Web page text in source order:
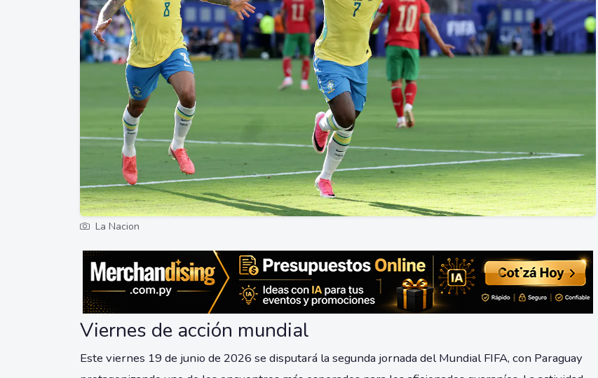
La Nacion
Viernes de acción mundial
Este viernes 19 de junio de 2026 se disputará la segunda jornada del Mundial FIFA, con Paraguay